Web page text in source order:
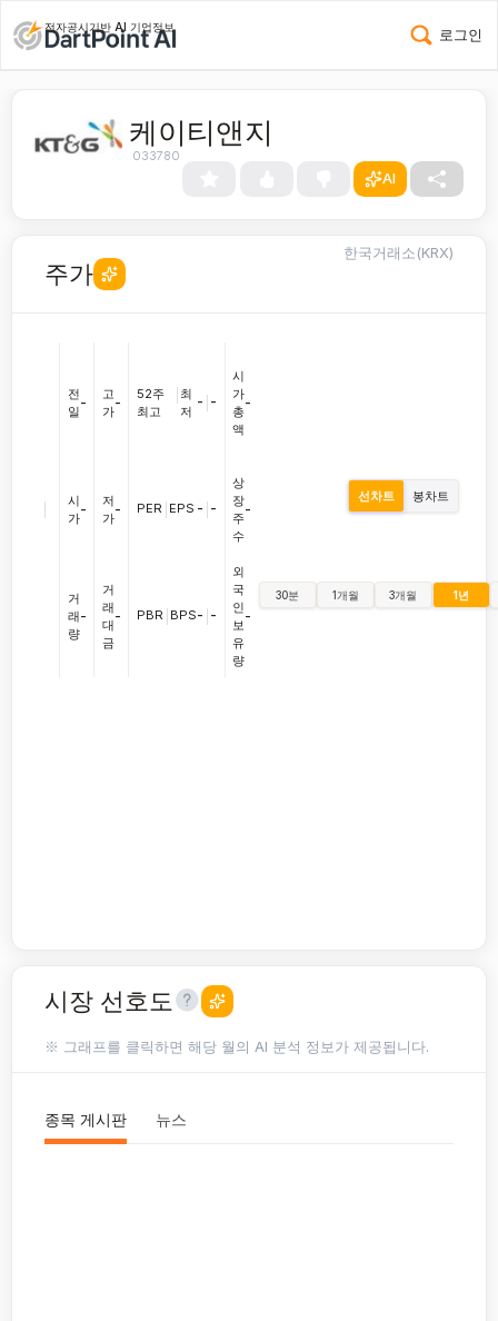
전자공시기반 AI 기업정보 로그인
케이티앤지
033780
AI
주가
한국거래소(KRX)
전
일
-
시
가
-
거
래
량
-
고
가
-
저
가
-
거
래
대
금
-
52주
최고
최
저
- -
PER EPS - -
PBR BPS- -
시
가
총
액
-
상
장
주
수
-
외
국
인
보
유
량
-
선차트 봉차트
30분 1개월 3개월 1년
시장 선호도
※ 그래프를 클릭하면 해당 월의 AI 분석 정보가 제공됩니다.
종목 게시판 뉴스